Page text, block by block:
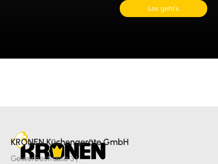
Los geht´s
KRONEN Küchengeräte GmbH
Gewerbestrasse 3 |